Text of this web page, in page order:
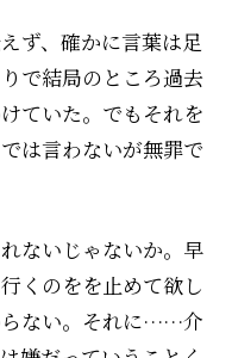
ず、確かに言葉は足
で結局のところ過去
ていた。でもそれを
は言わないが無罪で
ないじゃないか。早
くのをを止めて欲し
らない。それに……介